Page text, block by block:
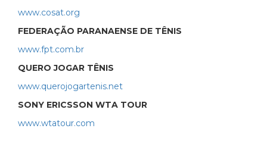
www.cosat.org
FEDERAÇÃO PARANAENSE DE TÊNIS
www.fpt.com.br
QUERO JOGAR TÊNIS
www.querojogartenis.net
SONY ERICSSON WTA TOUR
www.wtatour.com